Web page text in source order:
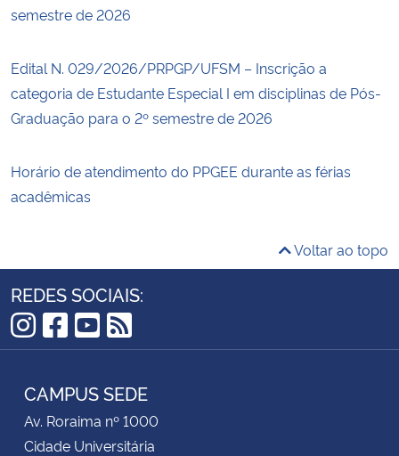
semestre de 2026
Edital N. 029/2026/PRPGP/UFSM – Inscrição a
categoria de Estudante Especial I em disciplinas de Pós-
Graduação para o 2º semestre de 2026
Horário de atendimento do PPGEE durante as férias
acadêmicas
Voltar ao topo
REDES SOCIAIS:
Instagram
Facebook
YouTube
RSS
CAMPUS SEDE
Av. Roraima nº 1000
Cidade Universitária